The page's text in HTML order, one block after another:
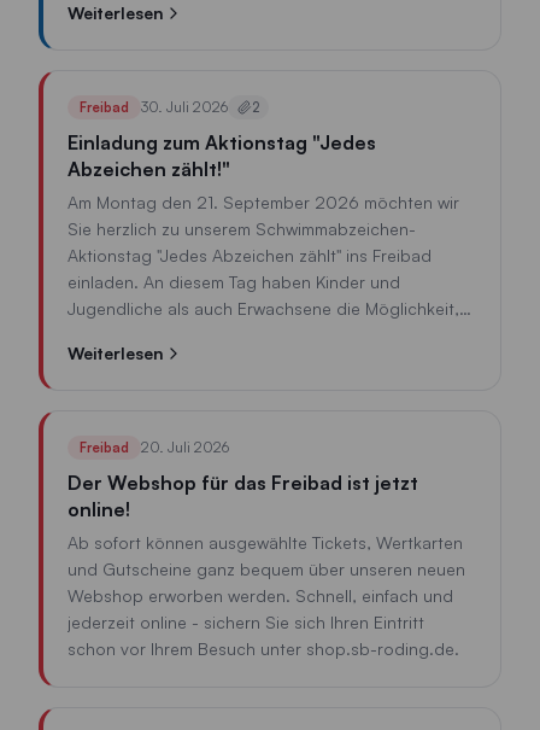
die Straße Am Esper, Jahnstraße und Posthalter-
Weiterlesen
Freibad 30. Juli 2026 2
Einladung zum Aktionstag "Jedes
Abzeichen zählt!"
Am Montag den 21. September 2026 möchten wir
Sie herzlich zu unserem Schwimmabzeichen-
Aktionstag "Jedes Abzeichen zählt" ins Freibad
einladen. An diesem Tag haben Kinder und
Jugendliche als auch Erwachsene die Möglichkeit,
jedes abgelegte Schwimmabzeichen wird ein
Weiterlesen
Freibad 20. Juli 2026
Der Webshop für das Freibad ist jetzt
online!
Ab sofort können ausgewählte Tickets, Wertkarten
und Gutscheine ganz bequem über unseren neuen
Webshop erworben werden. Schnell, einfach und
jederzeit online - sichern Sie sich Ihren Eintritt
schon vor Ihrem Besuch unter shop.sb-roding.de.